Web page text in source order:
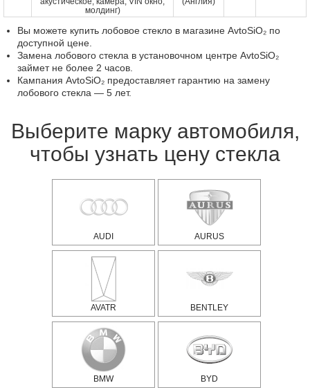
молдинг)
Вы можете купить лобовое стекло в магазине AvtoSiO₂ по
доступной цене.
Замена лобового стекла в установочном центре AvtoSiO₂
займет не более 2 часов.
Кампания AvtoSiO₂ предоставляет гарантию на замену
лобового стекла — 5 лет.
Выберите марку автомобиля,
чтобы узнать цену стекла
AUDI AURUS
AVATR BENTLEY
BMW BYD